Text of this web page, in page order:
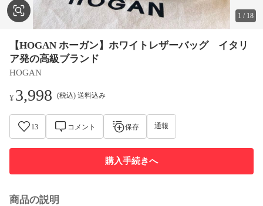
1 / 18
【HOGAN ホーガン】ホワイトレザーバッグ イタリ
ア発の高級ブランド
HOGAN
¥3,998 (税込) 送料込み
13 コメント 保存 通報
購入手続きへ
商品の説明